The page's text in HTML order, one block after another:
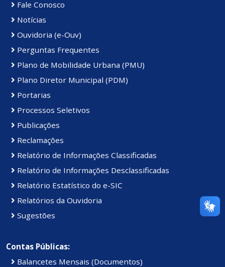
Fale Conosco
Notícias
Ouvidoria (e-Ouv)
Perguntas Frequentes
Plano de Mobilidade Urbana (PMU)
Plano Diretor Municipal (PDM)
Portarias
Processos Seletivos
Publicações
Reclamações
Relatório de Informações Classificadas
Relatório de Informações Desclassificadas
Relatório Estatístico do e-SIC
Relatórios da Ouvidoria
Sugestões
Contas Públicas:
Balancetes Mensais (Documentos)